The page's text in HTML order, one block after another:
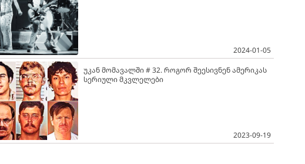
2024-01-05
უკან მომავალში # 32. როგორ შეესივნენ ამერიკას
სერიული მკვლელები
2023-09-19